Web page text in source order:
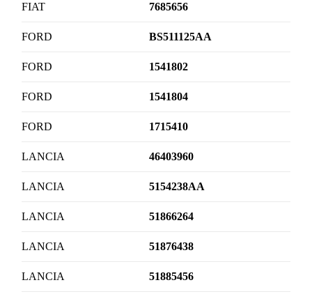
FIAT 7685656
FORD BS511125AA
FORD 1541802
FORD 1541804
FORD 1715410
LANCIA 46403960
LANCIA 5154238AA
LANCIA 51866264
LANCIA 51876438
LANCIA 51885456